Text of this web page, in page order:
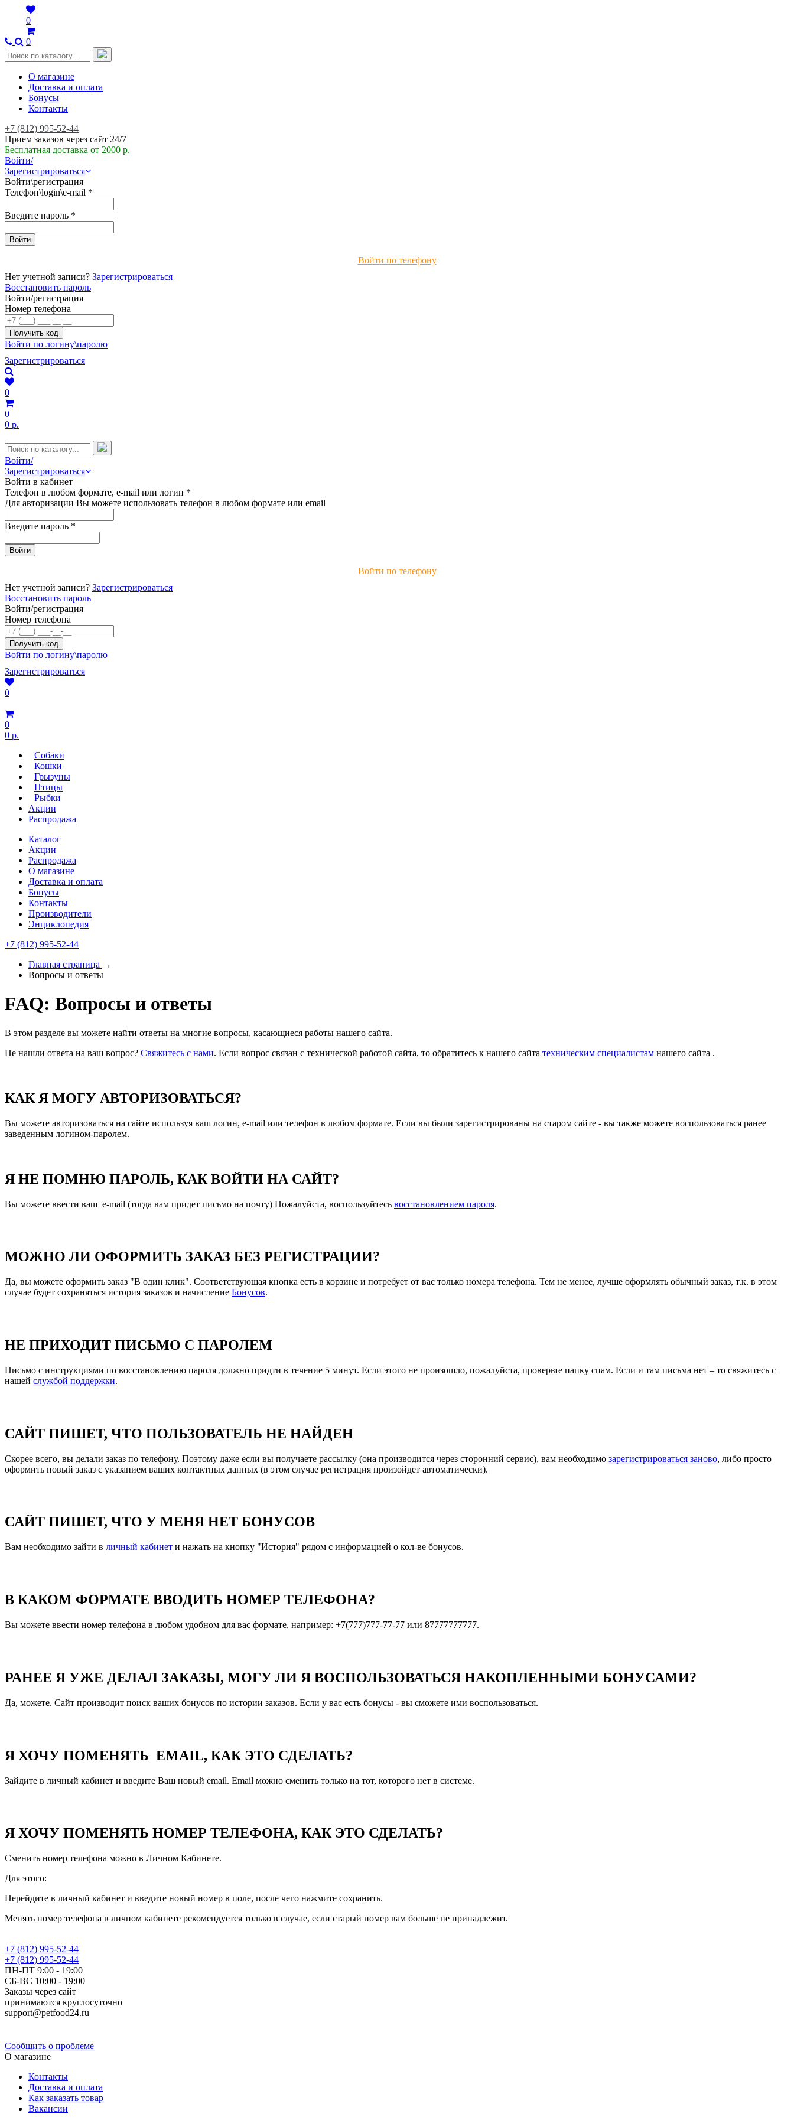
0
0
О магазине
Доставка и оплата
Бонусы
Контакты
+7 (812) 995-52-44
Прием заказов через сайт 24/7
Бесплатная доставка от 2000 р.
Войти/
Зарегистрироваться
Войти\регистрация
Телефон\login\e-mail *
Введите пароль *
Войти по телефону
Нет учетной записи? Зарегистрироваться
Восстановить пароль
Войти/регистрация
Номер телефона
Войти по логину\паролю
Зарегистрироваться
0
0
0 р.
Войти/
Зарегистрироваться
Войти в кабинет
Телефон в любом формате, e-mail или логин *
Для авторизации Вы можете использовать телефон в любом формате или email
Введите пароль *
Войти по телефону
Нет учетной записи? Зарегистрироваться
Восстановить пароль
Войти/регистрация
Номер телефона
Войти по логину\паролю
Зарегистрироваться
0
0
0 р.
Собаки
Кошки
Грызуны
Птицы
Рыбки
Акции
Распродажа
Каталог
Акции
Распродажа
О магазине
Доставка и оплата
Бонусы
Контакты
Производители
Энциклопедия
+7 (812) 995-52-44
Главная страница →
Вопросы и ответы
FAQ: Вопросы и ответы
В этом разделе вы можете найти ответы на многие вопросы, касающиеся работы нашего сайта.
Не нашли ответа на ваш вопрос? Свяжитесь с нами. Если вопрос связан с технической работой сайта, то обратитесь к нашего сайта техническим специалистам нашего сайта .
КАК Я МОГУ АВТОРИЗОВАТЬСЯ?
Вы можете авторизоваться на сайте используя ваш логин, e-mail или телефон в любом формате. Если вы были зарегистрированы на старом сайте - вы также можете воспользоваться ранее
заведенным логином-паролем.
Я НЕ ПОМНЮ ПАРОЛЬ, КАК ВОЙТИ НА САЙТ?
Вы можете ввести ваш e-mail (тогда вам придет письмо на почту) Пожалуйста, воспользуйтесь восстановлением пароля.
МОЖНО ЛИ ОФОРМИТЬ ЗАКАЗ БЕЗ РЕГИСТРАЦИИ?
Да, вы можете оформить заказ "В один клик". Соответствующая кнопка есть в корзине и потребует от вас только номера телефона. Тем не менее, лучше оформлять обычный заказ, т.к. в этом
случае будет сохраняться история заказов и начисление Бонусов.
НЕ ПРИХОДИТ ПИСЬМО С ПАРОЛЕМ
Письмо с инструкциями по восстановлению пароля должно придти в течение 5 минут. Если этого не произошло, пожалуйста, проверьте папку спам. Если и там письма нет – то свяжитесь с
нашей службой поддержки.
САЙТ ПИШЕТ, ЧТО ПОЛЬЗОВАТЕЛЬ НЕ НАЙДЕН
Скорее всего, вы делали заказ по телефону. Поэтому даже если вы получаете рассылку (она производится через сторонний сервис), вам необходимо зарегистрироваться заново, либо просто
оформить новый заказ с указанием ваших контактных данных (в этом случае регистрация произойдет автоматически).
САЙТ ПИШЕТ, ЧТО У МЕНЯ НЕТ БОНУСОВ
Вам необходимо зайти в личный кабинет и нажать на кнопку "История" рядом с информацией о кол-ве бонусов.
В КАКОМ ФОРМАТЕ ВВОДИТЬ НОМЕР ТЕЛЕФОНА?
Вы можете ввести номер телефона в любом удобном для вас формате, например: +7(777)777-77-77 или 87777777777.
РАНЕЕ Я УЖЕ ДЕЛАЛ ЗАКАЗЫ, МОГУ ЛИ Я ВОСПОЛЬЗОВАТЬСЯ НАКОПЛЕННЫМИ БОНУСАМИ?
Да, можете. Сайт производит поиск ваших бонусов по истории заказов. Если у вас есть бонусы - вы сможете ими воспользоваться.
Я ХОЧУ ПОМЕНЯТЬ EMAIL, КАК ЭТО СДЕЛАТЬ?
Зайдите в личный кабинет и введите Ваш новый email. Email можно сменить только на тот, которого нет в системе.
Я ХОЧУ ПОМЕНЯТЬ НОМЕР ТЕЛЕФОНА, КАК ЭТО СДЕЛАТЬ?
Сменить номер телефона можно в Личном Кабинете.
Для этого:
Перейдите в личный кабинет и введите новый номер в поле, после чего нажмите сохранить.
Менять номер телефона в личном кабинете рекомендуется только в случае, если старый номер вам больше не принадлежит.
+7 (812) 995-52-44
+7 (812) 995-52-44
ПН-ПТ 9:00 - 19:00
СБ-ВС 10:00 - 19:00
Заказы через сайт
принимаются круглосуточно
support@petfood24.ru
Сообщить о проблеме
О магазине
Контакты
Доставка и оплата
Как заказать товар
Вакансии